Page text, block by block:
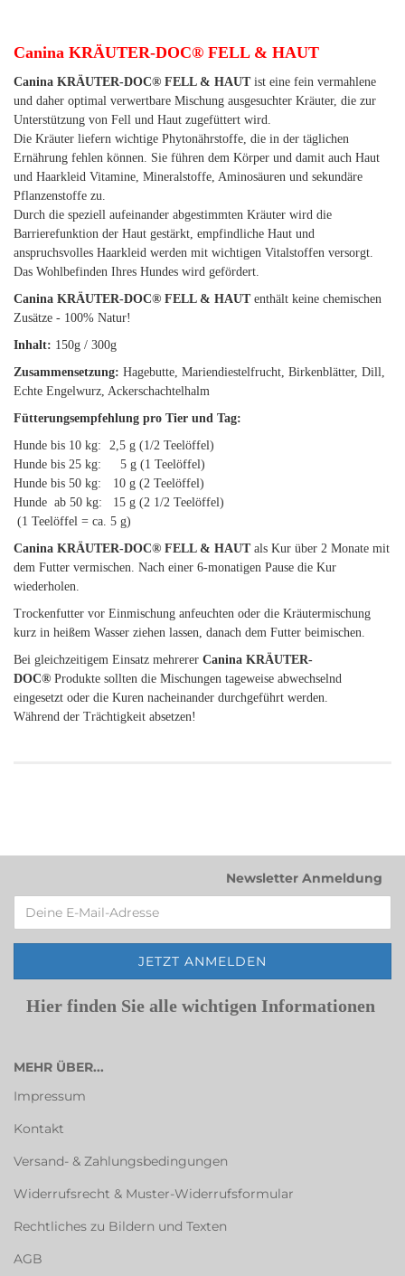
Canina KRÄUTER-DOC® FELL & HAUT
Canina KRÄUTER-DOC® FELL & HAUTist eine fein vermahlene
und daher optimal verwertbare Mischung ausgesuchter Kräuter, die zur
Unterstützung von Fell und Haut zugefüttert wird.
Die Kräuter liefern wichtige Phytonährstoffe, die in der täglichen
Ernährung fehlen können. Sie führen dem Körper und damit auch Haut
und Haarkleid Vitamine, Mineralstoffe, Aminosäuren und sekundäre
Pflanzenstoffe zu.
Durch die speziell aufeinander abgestimmten Kräuter wird die
Barrierefunktion der Haut gestärkt, empfindliche Haut und
anspruchsvolles Haarkleid werden mit wichtigen Vitalstoffen versorgt.
Das Wohlbefinden Ihres Hundes wird gefördert.
Canina KRÄUTER-DOC® FELL & HAUTenthält keine chemischen
Zusätze - 100% Natur!
Inhalt: 150g / 300g
Zusammensetzung: Hagebutte, Mariendiestelfrucht, Birkenblätter, Dill,
Echte Engelwurz, Ackerschachtelhalm
Fütterungsempfehlung pro Tier und Tag:
Hunde bis 10 kg:
2,5 g (1/2 Teelöffel)
Hunde bis 25 kg:
5 g (1 Teelöffel)
Hunde bis 50 kg:
10 g (2 Teelöffel)
Hunde ab 50 kg: 15 g (2 1/2 Teelöffel)
(1 Teelöffel = ca. 5 g)
Canina KRÄUTER-DOC® FELL & HAUTals Kur über 2 Monate mit
dem Futter vermischen. Nach einer 6-monatigen Pause die Kur
wiederholen.
Trockenfutter vor Einmischung anfeuchten oder die Kräutermischung
kurz in heißem Wasser ziehen lassen, danach dem Futter beimischen.
Bei gleichzeitigem Einsatz mehrerer Canina KRÄUTER-
DOC® Produkte sollten die Mischungen tageweise abwechselnd
eingesetzt oder die Kuren nacheinander durchgeführt werden.
Während der Trächtigkeit absetzen!
Newsletter Anmeldung
Hier finden Sie alle wichtigen Informationen
MEHR ÜBER...
Impressum
Kontakt
Versand- & Zahlungsbedingungen
Widerrufsrecht & Muster-Widerrufsformular
Rechtliches zu Bildern und Texten
AGB